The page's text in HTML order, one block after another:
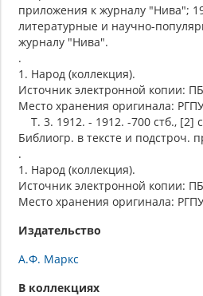
приложения к журналу "Нива";
литературные и научно-
журналу "Нива".
.
1. Народ (коллекция).
Источник электронной копии: ПБ
Место хранения оригинала:
Т. 3. 1912. - 1912. -700 стб., [2]
Библиогр. в тексте и подстроч.
.
1. Народ (коллекция).
Источник электронной копии: ПБ
Место хранения оригинала:
Издательство
А.Ф. Маркс
В коллекциях